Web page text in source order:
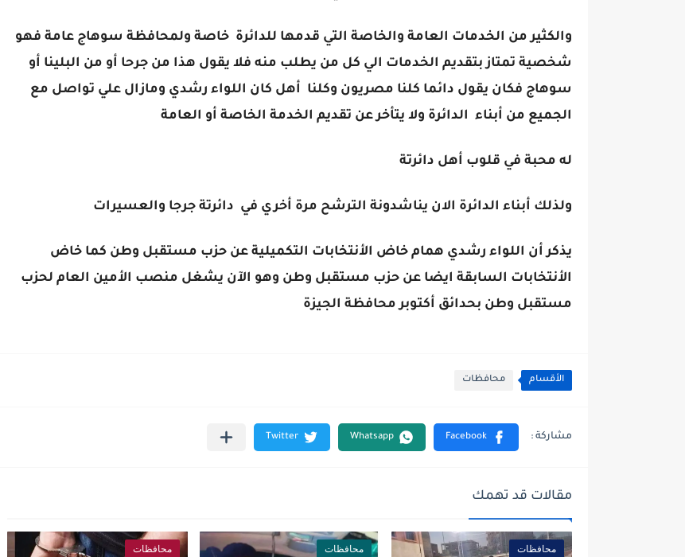
والكثير من الخدمات العامة والخاصة التي قدمها للدائرة خاصة ولمحافظة سوهاج عامة فهو
شخصية تمتاز بتقديم الخدمات الي كل من يطلب منه فلا يقول هذا من جرحا أو من البلينا أو
سوهاج فكان يقول دائما كلنا مصريون وكلنا أهل كان اللواء رشدي ومازال علي تواصل مع
الجميع من أبناء الدائرة ولا يتأخر عن تقديم الخدمة الخاصة أو العامة
له محبة في قلوب أهل دائرتة
ولذلك أبناء الدائرة الان يناشدونة الترشح مرة أخري في دائرتة جرجا والعسيرات
يذكر أن اللواء رشدي همام خاض الأنتخابات التكميلية عن حزب مستقبل وطن كما خاض
الأنتخابات السابقة ايضا عن حزب مستقبل وطن وهو الآن يشغل منصب الأمين العام لحزب
مستقبل وطن بحدائق أكتوبر محافظة الجيزة
الأقسام محافظات
مقالات قد تهمك
محافظات محافظات محافظات